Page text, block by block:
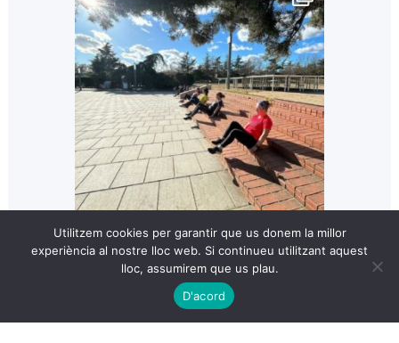
Utilitzem cookies per garantir que us donem la millor
experiència al nostre lloc web. Si continueu utilitzant aquest
lloc, assumirem que us plau.
D'acord